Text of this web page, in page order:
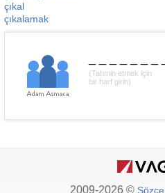
çıkal
çıkalamak
(Tahmin etmek için
bir harf girin)
2009-2026 © Sözce